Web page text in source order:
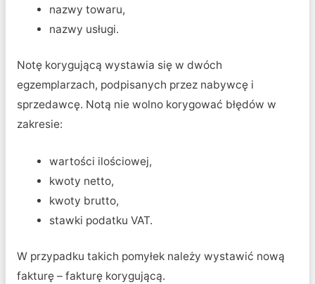
nazwy towaru,
nazwy usługi.
Notę korygującą wystawia się w dwóch
egzemplarzach, podpisanych przez nabywcę i
sprzedawcę. Notą nie wolno korygować błędów w
zakresie:
wartości ilościowej,
kwoty netto,
kwoty brutto,
stawki podatku VAT.
W przypadku takich pomyłek należy wystawić nową
fakturę – fakturę korygującą.